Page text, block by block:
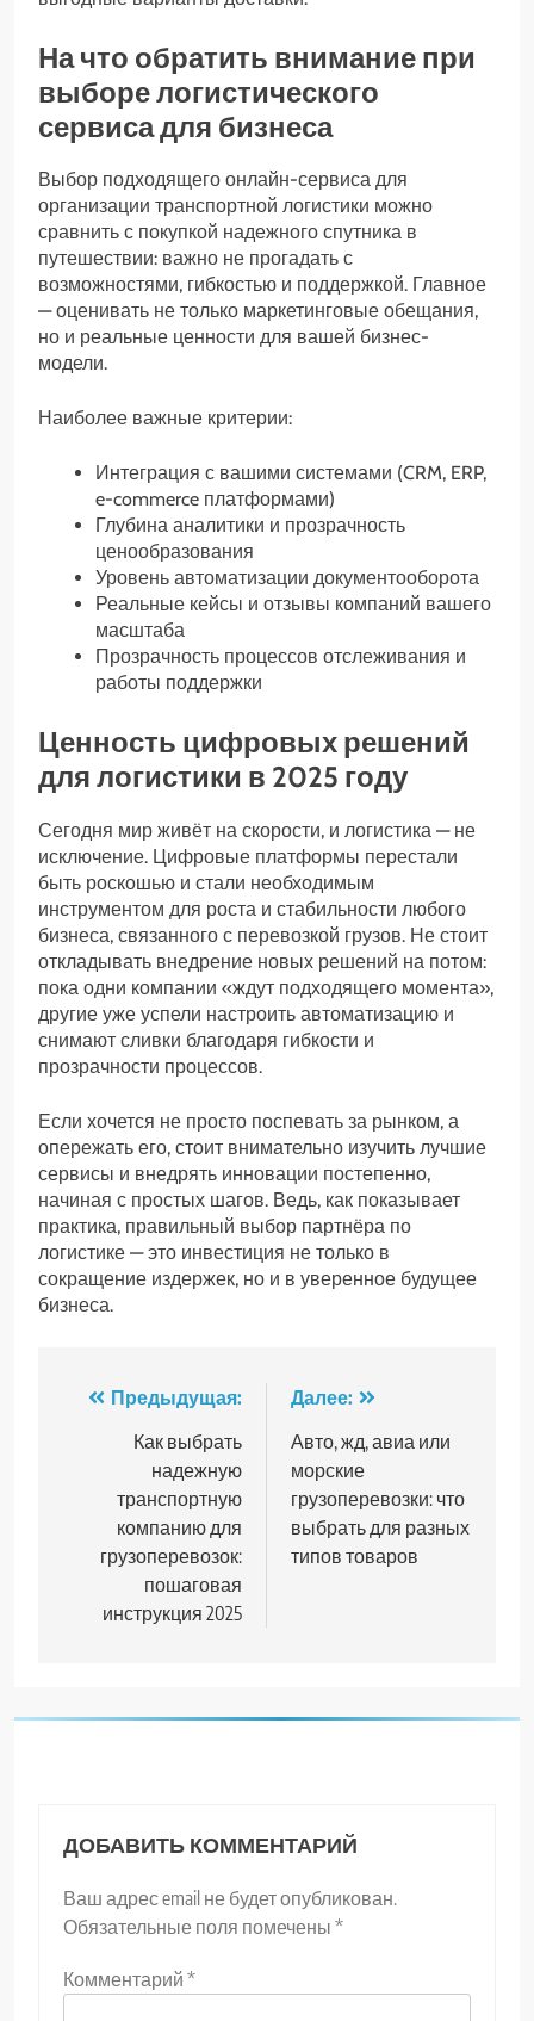
На что обратить внимание при
выборе логистического
сервиса для бизнеса
Выбор подходящего онлайн-сервиса для
организации транспортной логистики можно
сравнить с покупкой надежного спутника в
путешествии: важно не прогадать с
возможностями, гибкостью и поддержкой. Главное
— оценивать не только маркетинговые обещания,
но и реальные ценности для вашей бизнес-
модели.
Наиболее важные критерии:
Интеграция с вашими системами (CRM, ERP,
e-commerce платформами)
Глубина аналитики и прозрачность
ценообразования
Уровень автоматизации документооборота
Реальные кейсы и отзывы компаний вашего
масштаба
Прозрачность процессов отслеживания и
работы поддержки
Ценность цифровых решений
для логистики в 2025 году
Сегодня мир живёт на скорости, и логистика — не
исключение. Цифровые платформы перестали
быть роскошью и стали необходимым
инструментом для роста и стабильности любого
бизнеса, связанного с перевозкой грузов. Не стоит
откладывать внедрение новых решений на потом:
пока одни компании «ждут подходящего момента»,
другие уже успели настроить автоматизацию и
снимают сливки благодаря гибкости и
прозрачности процессов.
Если хочется не просто поспевать за рынком, а
опережать его, стоит внимательно изучить лучшие
сервисы и внедрять инновации постепенно,
начиная с простых шагов. Ведь, как показывает
практика, правильный выбор партнёра по
логистике — это инвестиция не только в
сокращение издержек, но и в уверенное будущее
бизнеса.
Навигация
записям
Предыдущая:
Как выбрать
надежную
транспортную
компанию для
грузоперевозок:
пошаговая
инструкция 2025
Далее:
Авто, жд, авиа или
морские
грузоперевозки: что
выбрать для разных
типов товаров
ДОБАВИТЬ КОММЕНТАРИЙ
Ваш адрес email не будет опубликован.
Обязательные поля помечены *
Комментарий *